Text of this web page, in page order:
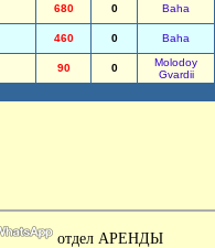
680 0 Baha
460 0 Baha
90 0
Molodoy
Gvardii
отдел АРЕНДЫ